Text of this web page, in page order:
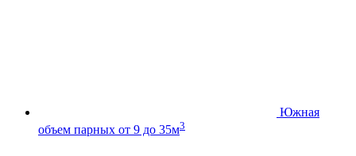
Южная
объем парных от 9 до 35м3